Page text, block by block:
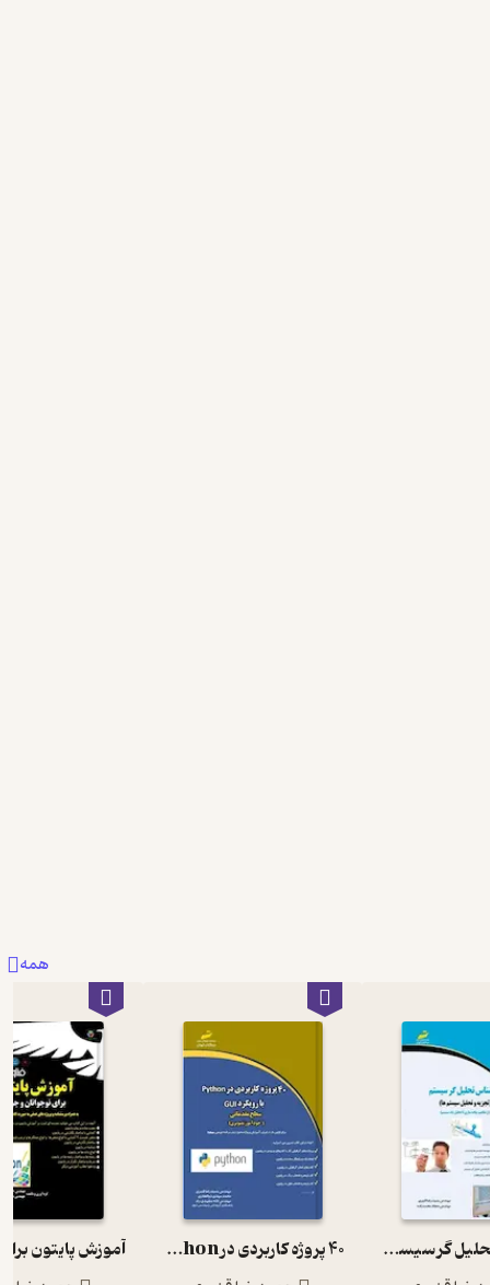
همه
کارشناس تحلیل گر سیستم 40 پروژه کاربردی در Python با رویکرد GUI سطح مقدماتی